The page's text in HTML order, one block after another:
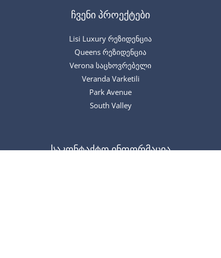
ჩვენი პროექტები
Lisi Luxury რეზიდენცია
Queens რეზიდენცია
Verona საცხოვრებელი
Veranda Varketili
Park Avenue
South Valley
საკონტაქტო ინფორმაცია